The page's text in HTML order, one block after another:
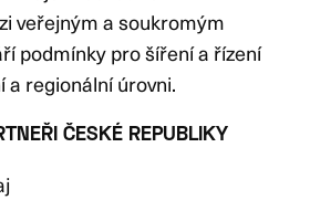
veřejným a soukromým
podmínky pro šíření a řízení
a regionální úrovni.
ČESKÉ REPUBLIKY